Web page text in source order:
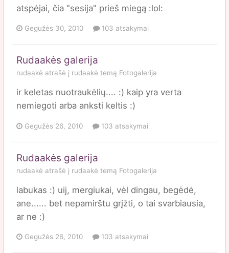
atspėjai, čia "sesija" prieš miegą :lol:
Gegužės 30, 2010 103 atsakymai
Rudaakės galerija
rudaakė atrašė į rudaakė temą Fotogalerija
ir keletas nuotraukėlių.... :) kaip yra verta
nemiegoti arba anksti keltis :)
Gegužės 26, 2010 103 atsakymai
Rudaakės galerija
rudaakė atrašė į rudaakė temą Fotogalerija
labukas :) uij, mergiukai, vėl dingau, begėdė,
ane...... bet nepamirštu grįžti, o tai svarbiausia,
ar ne :)
Gegužės 26, 2010 103 atsakymai